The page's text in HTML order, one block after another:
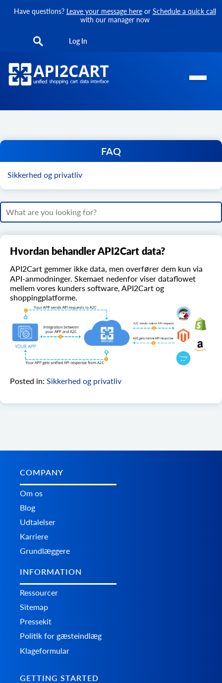
Have questions? Leave your message hereor Schedule a quick call
with our manager now
Log In
FAQ
Sikkerhed og privatliv
Hvordan behandler API2Cart data?
API2Cart gemmer ikke data, men overfører dem kun via
API-anmodninger. Skemaet nedenfor viser dataflowet
mellem vores kunders software, API2Cart og
shoppingplatforme.
Posted in: Sikkerhed og privatliv
COMPANY
Om os
Blog
Udtalelser
Karriere
Grundlæggere
INFORMATION
Ressourcer
Sitemap
Pressekit
Politik for gæsteindlæg
Klageformular
GETTING STARTED